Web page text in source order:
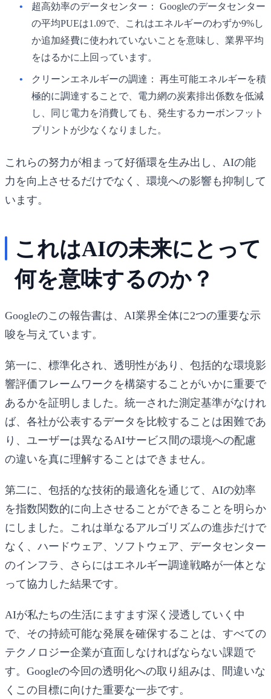
超高効率のデータセンター：
Googleのデータセンター
の平均PUEは1.09で、これはエネルギーのわずか9%し
か追加経費に使われていないことを意味し、業界平均
をはるかに上回っています。
クリーンエネルギーの調達：
再生可能エネルギーを積
極的に調達することで、電力網の炭素排出係数を低減
し、同じ電力を消費しても、発生するカーボンフット
プリントが少なくなりました。
これらの努力が相まって好循環を生み出し、AIの能
力を向上させるだけでなく、環境への影響も抑制して
います。
これはAIの未来にとって
何を意味するのか？
Googleのこの報告書は、AI業界全体に2つの重要な示
唆を与えています。
第一に、 標準化され、透明性があり、包括的な環境影
響評価フレームワークを構築することがいかに重要で
あるかを証明しました。統一された測定基準がなけれ
ば、各社が公表するデータを比較することは困難であ
り、ユーザーは異なるAIサービス間の環境への配慮
の違いを真に理解することはできません。
第二に、包括的な技術的最適化を通じて、AIの効率
を指数関数的に向上させることができることを明らか
にしました。これは単なるアルゴリズムの進歩だけで
なく、ハードウェア、ソフトウェア、データセンター
のインフラ、さらにはエネルギー調達戦略が一体とな
って協力した結果です。
AIが私たちの生活にますます深く浸透していく中
で、その持続可能な発展を確保することは、すべての
テクノロジー企業が直面しなければならない課題で
す。Googleの今回の透明化への取り組みは、間違いな
くこの目標に向けた重要な一歩です。